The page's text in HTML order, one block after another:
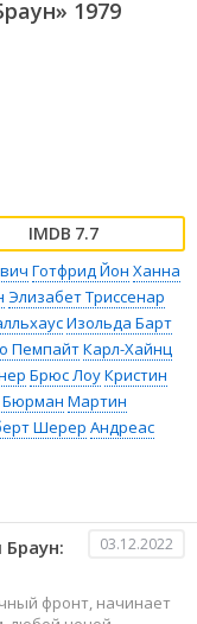
1979
7.7
Готфрид Йон Ханна
Элизабет Триссенар
Изольда Барт
ПемпайтКарл-Хайнц
Брюс ЛоуКристин
Бюрман Мартин
Шерер Андреас
03.12.2022
фронт, начинает